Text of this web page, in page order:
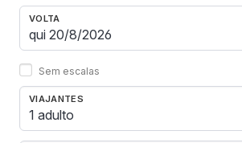
VOLTA
Sem escalas
VIAJANTES
1 adulto